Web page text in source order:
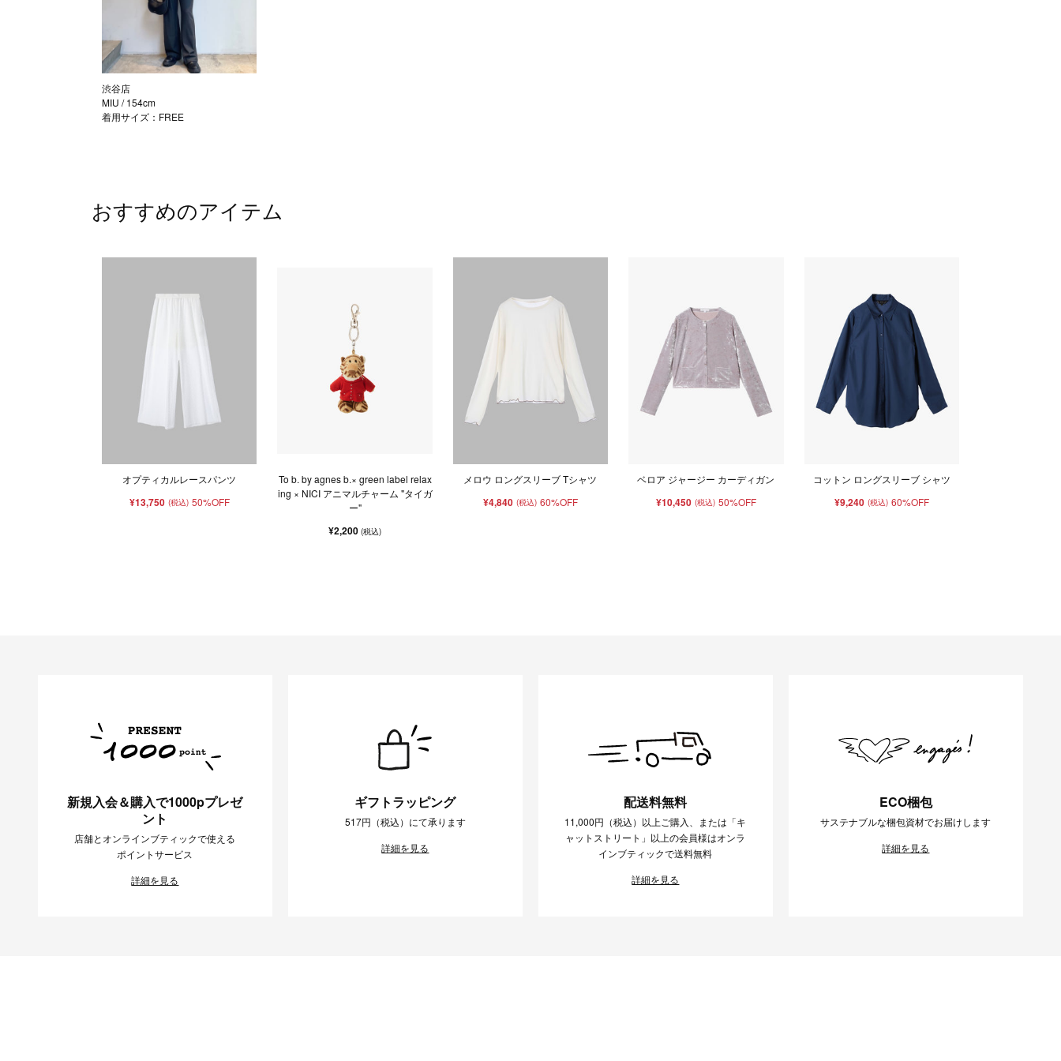
渋谷店
MIU / 154cm
着用サイズ：FREE
おすすめのアイテム
オプティカルレースパンツ
¥13,750 (税込) 50%OFF
To b. by agnes b.× green label relax
ing × NICI アニマルチャーム "タイガ
ー"
¥2,200(税込)
メロウ ロングスリーブ Tシャツ
¥4,840 (税込) 60%OFF
ベロア ジャージー カーディガン
¥10,450 (税込) 50%OFF
コットン ロングスリーブ シャツ
¥9,240 (税込) 60%OFF
新規入会＆購入で1000pプレゼ
ント
店舗とオンラインブティックで使える
ポイントサービス
詳細を見る
ギフトラッピング
517円（税込）にて承ります
詳細を見る
配送料無料
11,000円（税込）以上ご購入、または「キ
ャットストリート」以上の会員様はオンラ
インブティックで送料無料
詳細を見る
ECO梱包
サステナブルな梱包資材でお届けします
詳細を見る